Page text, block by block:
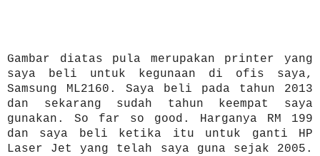
Gambar diatas pula merupakan printer yang
saya beli untuk kegunaan di ofis saya,
Samsung ML2160. Saya beli pada tahun 2013
dan sekarang sudah tahun keempat saya
gunakan. So far so good. Harganya RM 199
dan saya beli ketika itu untuk ganti HP
Laser Jet yang telah saya guna sejak 2005.